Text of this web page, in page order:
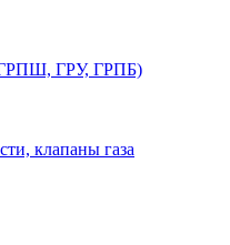
(ГРПШ, ГРУ, ГРПБ)
клапаны газа